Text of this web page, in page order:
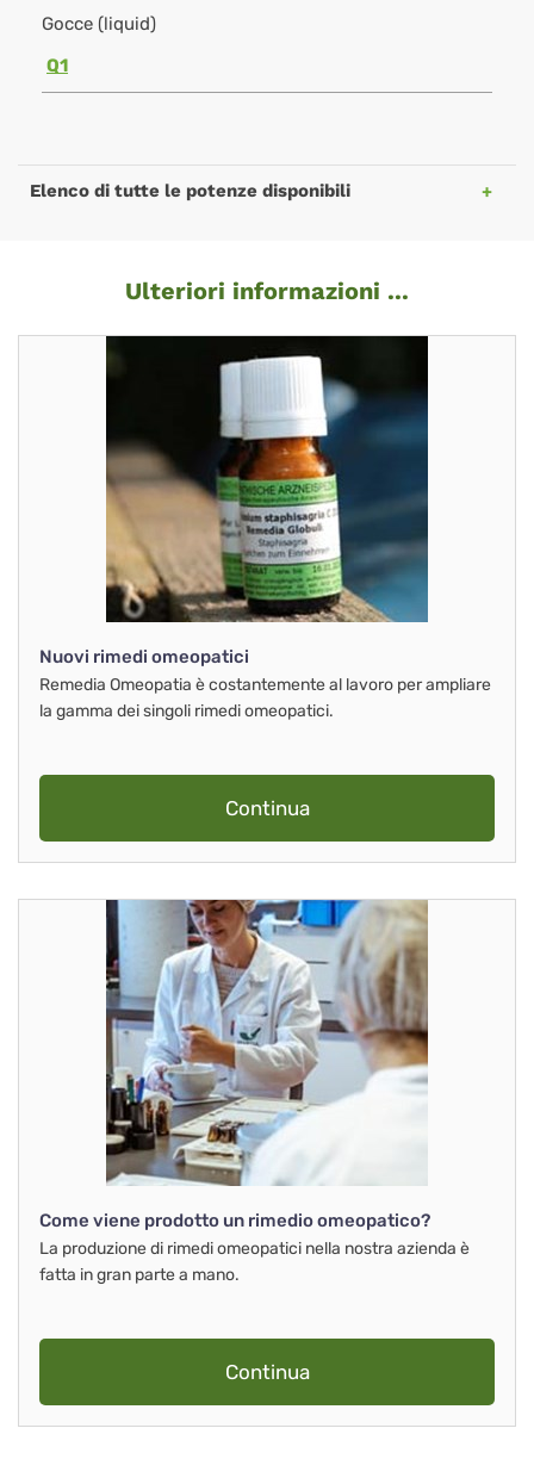
Gocce (liquid)
Q1
Elenco di tutte le potenze disponibili
Ulteriori informazioni ...
Nuovi rimedi omeopatici
Remedia Omeopatia è costantemente al lavoro per ampliare
la gamma dei singoli rimedi omeopatici.
Continua
Come viene prodotto un rimedio omeopatico?
La produzione di rimedi omeopatici nella nostra azienda è
fatta in gran parte a mano.
Continua